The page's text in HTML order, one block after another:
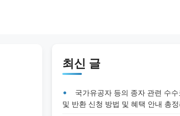
최신 글
국가유공자 등의 종자 관련 수수
및 반환 신청 방법 및 혜택 안내 총정